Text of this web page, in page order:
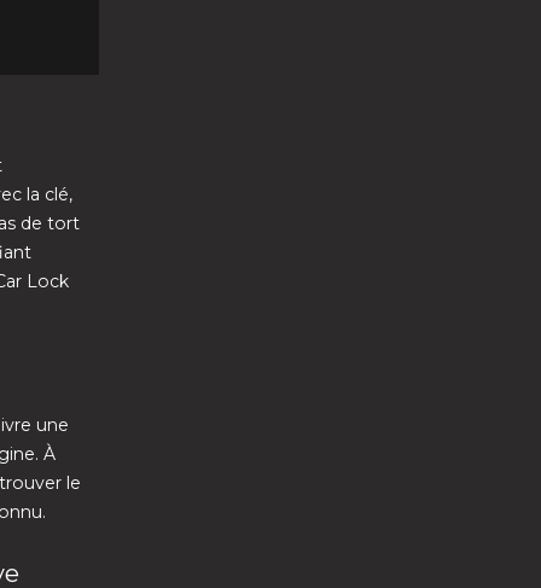
la clé,
de tort
Lock
une
À
le